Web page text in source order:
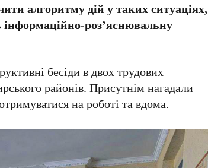
алгоритму дій у таких ситуаціях,
роз’яснювальну
бесіди в двох трудових
районів. Присутнім нагадали
на роботі та вдома.